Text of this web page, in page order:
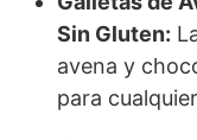
Sin Gluten:
avena y
para